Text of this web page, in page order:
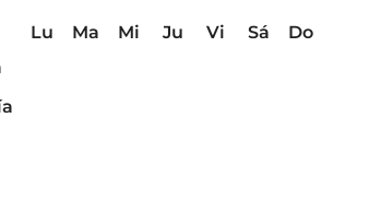
Lu Ma Mi Ju Vi Sá
Do